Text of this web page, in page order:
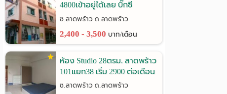
4800เข้าอยู่ได้เลย บิ๊กซี
ลาดพร้าว
ซ.ลาดพร้าว ถ.ลาดพร้าว
2,400 - 3,500 บาท/เดือน
ห้อง Studio 28ตรม. ลาดพร้าว
101แยก38 เริ่ม 2900 ต่อเดือน
ซ.ลาดพร้าว ถ.ลาดพร้าว